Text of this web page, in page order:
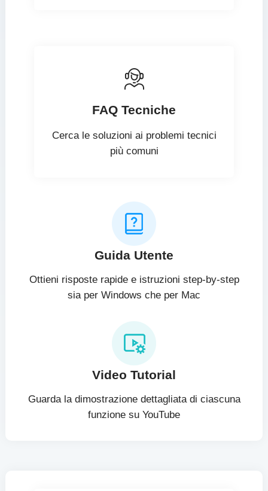
FAQ Tecniche
Cerca le soluzioni ai problemi tecnici
più comuni
Guida Utente
Ottieni risposte rapide e istruzioni step-by-step
sia per Windows che per Mac
Video Tutorial
Guarda la dimostrazione dettagliata di ciascuna
funzione su YouTube